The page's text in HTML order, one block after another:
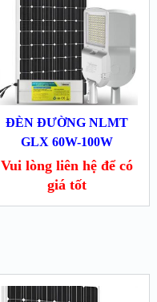
ĐÈN ĐƯỜNG NLMT
GLX 60W-100W
Vui lòng liên hệ để có
giá tốt